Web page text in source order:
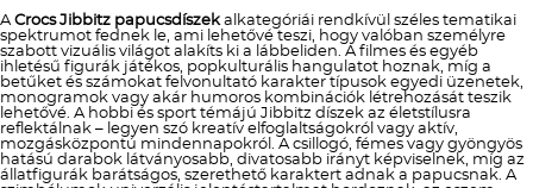
ACrocs Jibbitz papucsdíszekalkategóriái rendkívül széles tematikai
spektrumot fednek le, ami lehetővé teszi, hogy valóban személyre
szabott vizuális világot alakíts ki a lábbeliden. A filmes és egyéb
ihletésű figurák játékos, popkulturális hangulatot hoznak, míg a
betűket és számokat felvonultató karakter típusok egyedi üzenetek,
monogramok vagy akár humoros kombinációk létrehozását teszik
lehetővé. A hobbi és sport témájú Jibbitz díszek az életstílusra
reflektálnak – legyen szó kreatív elfoglaltságokról vagy aktív,
mozgásközpontú mindennapokról. A csillogó, fémes vagy gyöngyös
hatású darabok látványosabb, divatosabb irányt képviselnek, míg az
állatfigurák barátságos, szerethető karaktert adnak a papucsnak. A